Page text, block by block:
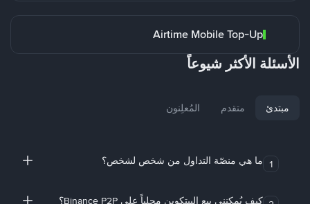
Airtime Mobile Top-Up
الأسئلة الأكثر شيوعاً
مبتدئ متقدم المُعلِنون
1 ما هي منصّة التداول من شخص لشخص؟
كيف يُمكنني بيع البيتكوين محلياً على Binance P2P؟